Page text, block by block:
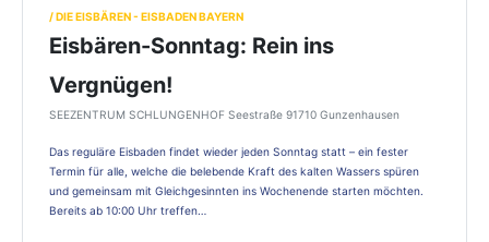
/ DIE EISBÄREN - EISBADEN BAYERN
Eisbären-Sonntag: Rein ins
Vergnügen!
SEEZENTRUM SCHLUNGENHOF Seestraße 91710 Gunzenhausen
Das reguläre Eisbaden findet wieder jeden Sonntag statt – ein fester
Termin für alle, welche die belebende Kraft des kalten Wassers spüren
und gemeinsam mit Gleichgesinnten ins Wochenende starten möchten.
Bereits ab 10:00 Uhr treffen…